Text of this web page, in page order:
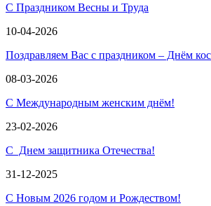
С Праздником Весны и Труда
10-04-2026
Поздравляем Вас с праздником – Днём
08-03-2026
С Международным женским днём!
23-02-2026
С Днем защитника Отечества!
31-12-2025
С Новым 2026 годом и Рождеством!